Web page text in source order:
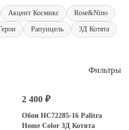
Акцент Космикс Rose&Nino
Рапунцель 3Д Котята
Фильтры
2 400 ₽
Обои HC72285-16 Palitra
Home Color 3Д Котята